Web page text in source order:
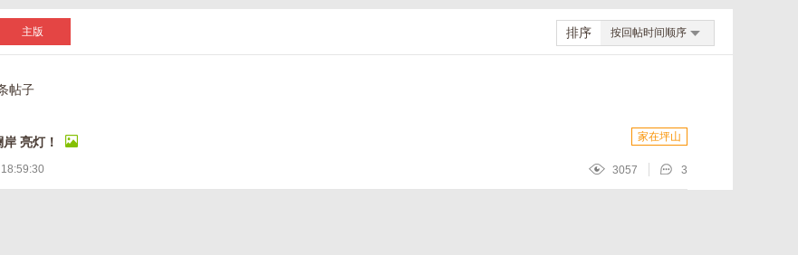
主版 排序 按回帖时间顺序
帖子
亮灯！ 家在坪山
3057 3